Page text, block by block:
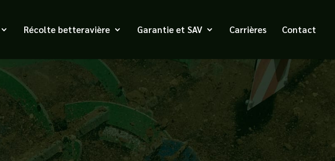
Récolte betteravière Garantie et SAV Carrières Contact